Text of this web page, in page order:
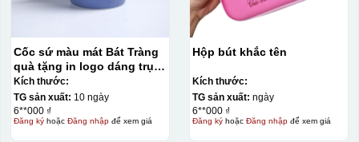
Cốc sứ màu mát Bát Tràng
quà tặng in logo dáng trụ
lùn quai C 330ml KQ-CSM09
Kích thước:
TG sản xuất: 10 ngày
6**000 ₫
Đăng kýhoặc Đăng nhậpđể xem giá
Hộp bút khắc tên
Kích thước:
TG sản xuất: ngày
6**000 ₫
Đăng kýhoặc Đăng nhậpđể xem giá